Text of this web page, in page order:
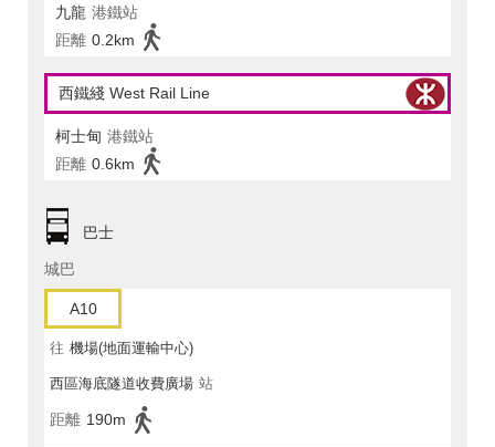
九龍 港鐵站
距離 0.2km
西鐵綫 West Rail Line
柯士甸 港鐵站
距離 0.6km
巴士
城巴
A10
往 機場(地面運輸中心)
西區海底隧道收費廣場 站
距離 190m